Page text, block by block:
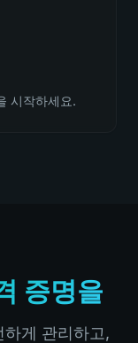
시작하세요.
증명을
게 관리하고,